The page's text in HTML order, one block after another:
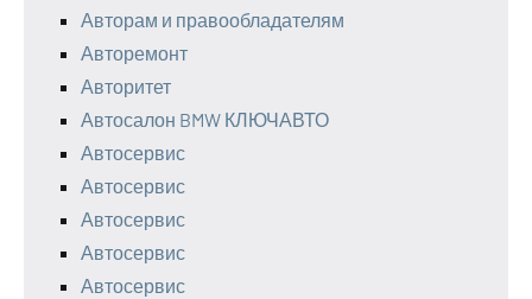
Авторам и правообладателям
Авторемонт
Авторитет
Автосалон BMW КЛЮЧАВТО
Автосервис
Автосервис
Автосервис
Автосервис
Автосервис